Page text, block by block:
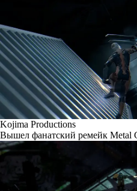
Kojima Productions
Вышел фанатский ремейк Metal